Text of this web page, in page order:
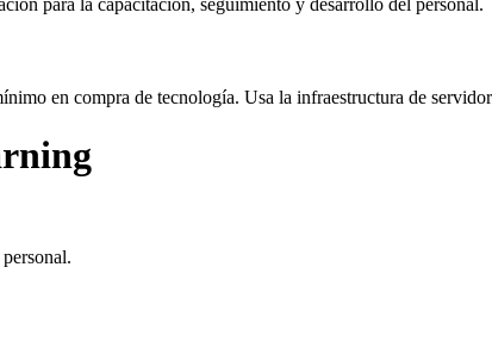
para la capacitación, seguimiento y desarrollo del personal.
en compra de tecnología. Usa la infraestructura de